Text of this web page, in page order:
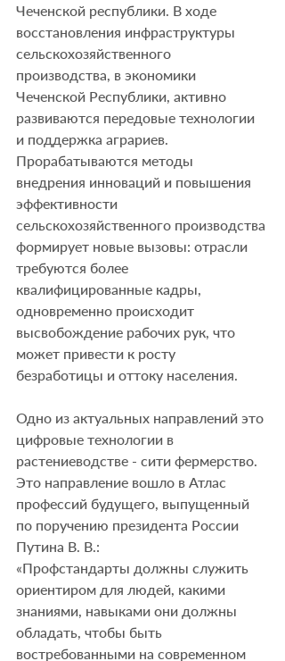
Чеченской республики. В ходе
восстановления инфраструктуры
сельскохозяйственного
производства, в экономики
Чеченской Республики, активно
развиваются передовые технологии
и поддержка аграриев.
Прорабатываются методы
внедрения инноваций и повышения
эффективности
сельскохозяйственного производства
формирует новые вызовы: отрасли
требуются более
квалифицированные кадры,
одновременно происходит
высвобождение рабочих рук, что
может привести к росту
безработицы и оттоку населения.
Одно из актуальных направлений это
цифровые технологии в
растениеводстве - сити фермерство.
Это направление вошло в Атлас
профессий будущего, выпущенный
по поручению президента России
Путина В. В.:
«Профстандарты должны служить
ориентиром для людей, какими
знаниями, навыками они должны
обладать, чтобы быть
востребованными на современном